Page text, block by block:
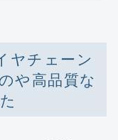
ヤチェーン
や高品質な